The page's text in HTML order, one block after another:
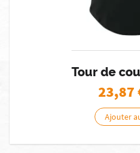
Tour de
23,87
Ajouter